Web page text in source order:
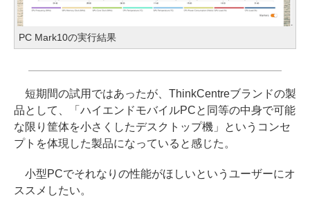
PC Mark10の実行結果
短期間の試用ではあったが、ThinkCentreブランドの製
品として、「ハイエンドモバイルPCと同等の中身で可能
な限り筐体を小さくしたデスクトップ機」というコンセ
プトを体現した製品になっていると感じた。
小型PCでそれなりの性能がほしいというユーザーにオ
ススメしたい。